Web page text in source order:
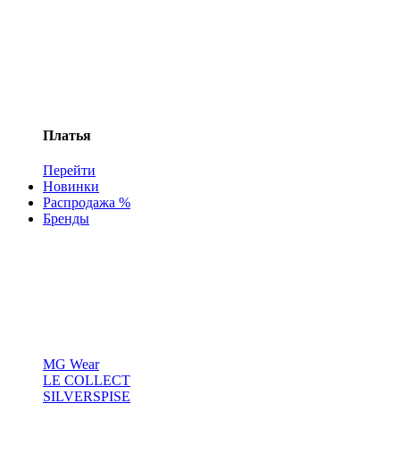
Платья
Перейти
Новинки
Распродажа %
Бренды
MG Wear
LE COLLECT
SILVERSPISE